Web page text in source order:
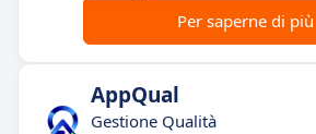
Per saperne di più
AppQual
Gestione Qualità